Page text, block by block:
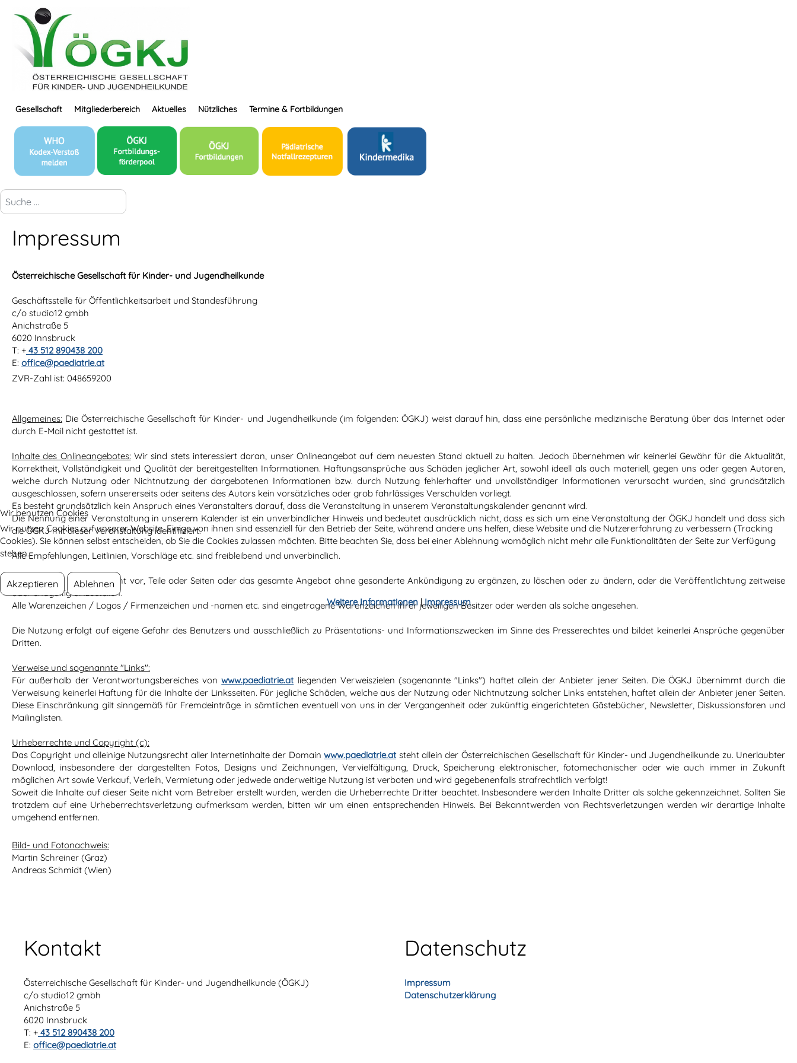
Gesellschaft Mitgliederbereich Aktuelles Nützliches Termine & Fortbildungen
suchen...
Impressum
Österreichische Gesellschaft für Kinder- und Jugendheilkunde
Geschäftsstelle für Öffentlichkeitsarbeit und Standesführung
c/o studio12 gmbh
Anichstraße 5
6020 Innsbruck
T: + 43 512 890438 200
E: office@paediatrie.at
ZVR-Zahl ist: 048659200
Allgemeines: Die Österreichische Gesellschaft für Kinder- und Jugendheilkunde (im folgenden: ÖGKJ) weist darauf hin, dass eine persönliche medizinische Beratung über das Internet oder
durch E-Mail nicht gestattet ist.
Inhalte des Onlineangebotes: Wir sind stets interessiert daran, unser Onlineangebot auf dem neuesten Stand aktuell zu halten. Jedoch übernehmen wir keinerlei Gewähr für die Aktualität,
Korrektheit, Vollständigkeit und Qualität der bereitgestellten Informationen. Haftungsansprüche aus Schäden jeglicher Art, sowohl ideell als auch materiell, gegen uns oder gegen Autoren,
welche durch Nutzung oder Nichtnutzung der dargebotenen Informationen bzw. durch Nutzung fehlerhafter und unvollständiger Informationen verursacht wurden, sind grundsätzlich
ausgeschlossen, sofern unsererseits oder seitens des Autors kein vorsätzliches oder grob fahrlässiges Verschulden vorliegt.
Es besteht grundsätzlich kein Anspruch eines Veranstalters darauf, dass die Veranstaltung in unserem Veranstaltungskalender genannt wird.
Die Nennung einer Veranstaltung in unserem Kalender ist ein unverbindlicher Hinweis und bedeutet ausdrücklich nicht, dass es sich um eine Veranstaltung der ÖGKJ handelt und dass sich
die ÖGKJ mit dieser Veranstaltung identifiziert.
Alle Empfehlungen, Leitlinien, Vorschläge etc. sind freibleibend und unverbindlich.
Wir behalten uns das Recht vor, Teile oder Seiten oder das gesamte Angebot ohne gesonderte Ankündigung zu ergänzen, zu löschen oder zu ändern, oder die Veröffentlichtung zeitweise
oder endgültig einzustellen.
Alle Warenzeichen / Logos / Firmenzeichen und -namen etc. sind eingetragene Warenzeichen ihrer jeweiligen Besitzer oder werden als solche angesehen.
Die Nutzung erfolgt auf eigene Gefahr des Benutzers und ausschließlich zu Präsentations- und Informationszwecken im Sinne des Presserechtes und bildet keinerlei Ansprüche gegenüber
Dritten.
Verweise und sogenannte "Links":
Für außerhalb der Verantwortungsbereiches vonwww.paediatrie.atliegenden Verweiszielen (sogenannte "Links") haftet allein der Anbieter jener Seiten. Die ÖGKJ übernimmt durch die
Verweisung keinerlei Haftung für die Inhalte der Linksseiten. Für jegliche Schäden, welche aus der Nutzung oder Nichtnutzung solcher Links entstehen, haftet allein der Anbieter jener Seiten.
Diese Einschränkung gilt sinngemäß für Fremdeinträge in sämtlichen eventuell von uns in der Vergangenheit oder zukünftig eingerichteten Gästebücher, Newsletter, Diskussionsforen und
Mailinglisten.
Urheberrechte und Copyright (c):
Das Copyright und alleinige Nutzungsrecht aller Internetinhalte der Domainwww.paediatrie.atsteht allein der Österreichischen Gesellschaft für Kinder- und Jugendheilkunde zu. Unerlaubter
Download, insbesondere der dargestellten Fotos, Designs und Zeichnungen, Vervielfältigung, Druck, Speicherung elektronischer, fotomechanischer oder wie auch immer in Zukunft
möglichen Art sowie Verkauf, Verleih, Vermietung oder jedwede anderweitige Nutzung ist verboten und wird gegebenenfalls strafrechtlich verfolgt!
Soweit die Inhalte auf dieser Seite nicht vom Betreiber erstellt wurden, werden die Urheberrechte Dritter beachtet. Insbesondere werden Inhalte Dritter als solche gekennzeichnet. Sollten Sie
trotzdem auf eine Urheberrechtsverletzung aufmerksam werden, bitten wir um einen entsprechenden Hinweis. Bei Bekanntwerden von Rechtsverletzungen werden wir derartige Inhalte
umgehend entfernen.
Bild- und Fotonachweis:
Martin Schreiner (Graz)
Andreas Schmidt (Wien)
Kontakt
Österreichische Gesellschaft für Kinder- und Jugendheilkunde (ÖGKJ)
c/o studio12 gmbh
Anichstraße 5
6020 Innsbruck
T: + 43 512 890438 200
E: office@paediatrie.at
Datenschutz
Impressum
Datenschutzerklärung
Wir benutzen Cookies
Wir nutzen Cookies auf unserer Website. Einige von ihnen sind essenziell für den Betrieb der Seite, während andere uns helfen, diese Website und die Nutzererfahrung zu verbessern (Tracking
Cookies). Sie können selbst entscheiden, ob Sie die Cookies zulassen möchten. Bitte beachten Sie, dass bei einer Ablehnung womöglich nicht mehr alle Funktionalitäten der Seite zur Verfügung
stehen.
Akzeptieren Ablehnen
Weitere Informationen|Impressum